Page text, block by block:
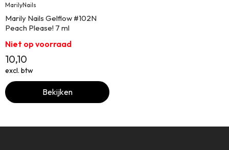
MarilyNails
Marily Nails Gelflow #102N
Peach Please! 7 ml
Niet op voorraad
10,10
excl. btw
Bekijken